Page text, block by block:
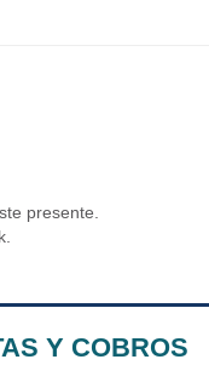
presente.
Y COBROS